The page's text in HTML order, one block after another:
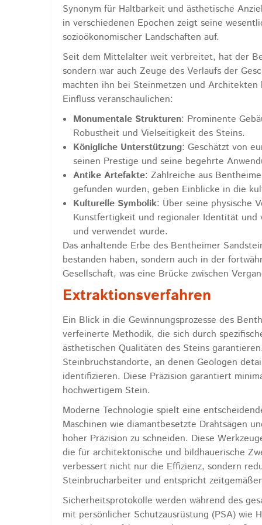
Synonym für Haltbarkeit und ästhetische
in verschiedenen Epochen zeigt seine
sozioökonomischer Landschaften auf.
Seit dem Mittelalter weit verbreitet, hat der
sondern war auch Zeuge des Verlaufs der
machten ihn bei Steinmetzen und
Einfluss veranschaulichen:
Monumentale Strukturen: Prominente
Robustheit und Vielseitigkeit des Steins.
Königliche Unterstützung: Geschätzt von
seinen Prestige und seine begehrte
Antike Artefakte: Zahlreiche aus
gefunden wurden, geben Einblicke in die
Kulturelle Symbolik: Über seine physische
Kunstfertigkeit und regionaler Identität
und verwendet wurde.
Das anhaltende Erbe des Bentheimer
bestanden haben, sondern auch in der
Gesellschaft, was eine Brücke zwischen
Extraktionsverfahren
Ein Blick in die Gewinnungsprozesse des
verfeinerte Methodik, die sich durch
ästhetischen Qualitäten des Steins
Steinbruchstandorte, an denen Geologen
identifizieren. Diese Präzision garantiert
hochwertigem Stein.
Moderne Technologie spielt eine
Maschinen wie diamantbesetzte Drahtsägen
hoher Präzision zu schneiden. Diese
die für architektonische und bildhauerische
verbessert nicht nur die Effizienz, sondern
Steinbrucharbeiter und entspricht
Sicherheitsprotokolle werden während des
mit persönlicher Schutzausrüstung (PSA) wie